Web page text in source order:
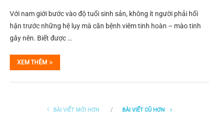
Với nam giới bước vào độ tuổi sinh sản, không ít người phải hối
hận trước những hệ lụy mà căn bệnh viêm tinh hoàn – mào tinh
gây nên. Biết được …
XEM THÊM
BÀI VIẾT MỚI HƠN BÀI VIẾT CŨ HƠN